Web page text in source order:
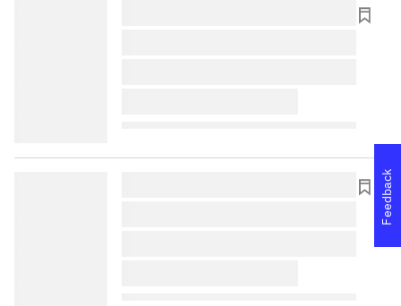
lorem ipsum dolor sit amet ...
lorem ipsum dolor sit amet ...
lorem ipsum dolor sit amet ...
lorem ipsum dolor sit amet ...
Feedback